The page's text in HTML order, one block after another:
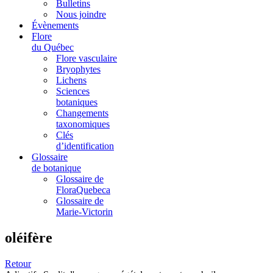
Bulletins
Nous joindre
Évènements
Flore
du Québec
Flore vasculaire
Bryophytes
Lichens
Sciences
botaniques
Changements
taxonomiques
Clés
d’identification
Glossaire
de botanique
Glossaire de
FloraQuebeca
Glossaire de
Marie-Victorin
oléifère
Retour